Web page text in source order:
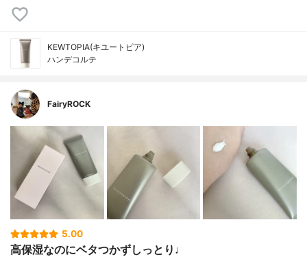
KEWTOPIA(キユートピア)
ハンデコルテ
FairyROCK
5.00
高保湿なのにベタつかずしっとり♩